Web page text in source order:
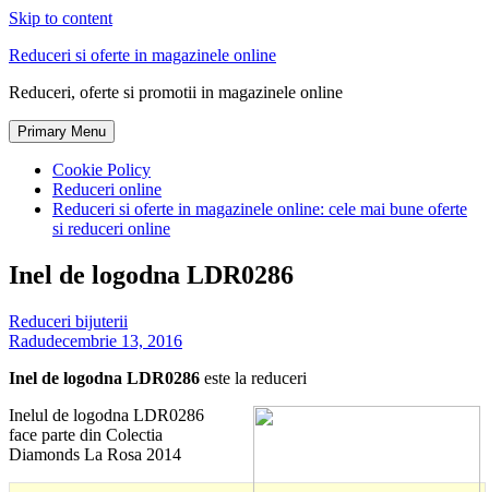
Skip to content
Reduceri si oferte in magazinele online
Reduceri, oferte si promotii in magazinele online
Primary Menu
Cookie Policy
Reduceri online
Reduceri si oferte in magazinele online: cele mai bune oferte
si reduceri online
Inel de logodna LDR0286
Reduceri bijuterii
Radudecembrie 13, 2016
Inel de logodna LDR0286 este la reduceri
Inelul de logodna LDR0286
face parte din Colectia
Diamonds La Rosa 2014